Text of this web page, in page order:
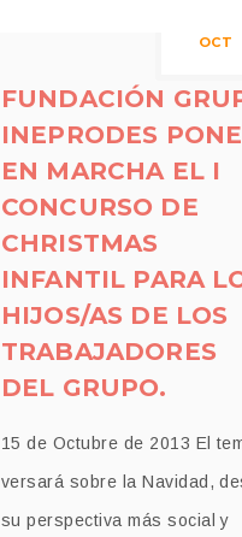
OCT
FUNDACIÓN
INEPRODES PONE
EN MARCHA EL I
CONCURSO DE
CHRISTMAS
INFANTIL PARA
HIJOS/AS DE LOS
TRABAJADORES
DEL GRUPO.
15 de Octubre de 2013 El
versará sobre la Navidad,
su perspectiva más social y